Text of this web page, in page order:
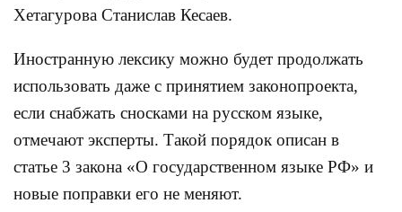
Хетагурова Станислав Кесаев.
Иностранную лексику можно будет продолжать
использовать даже с принятием законопроекта,
если снабжать сносками на русском языке,
отмечают эксперты. Такой порядок описан в
статье 3 закона «О государственном языке РФ» и
новые поправки его не меняют.